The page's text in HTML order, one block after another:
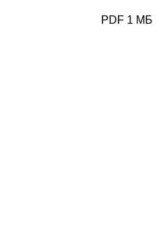
PDF 1 МБ